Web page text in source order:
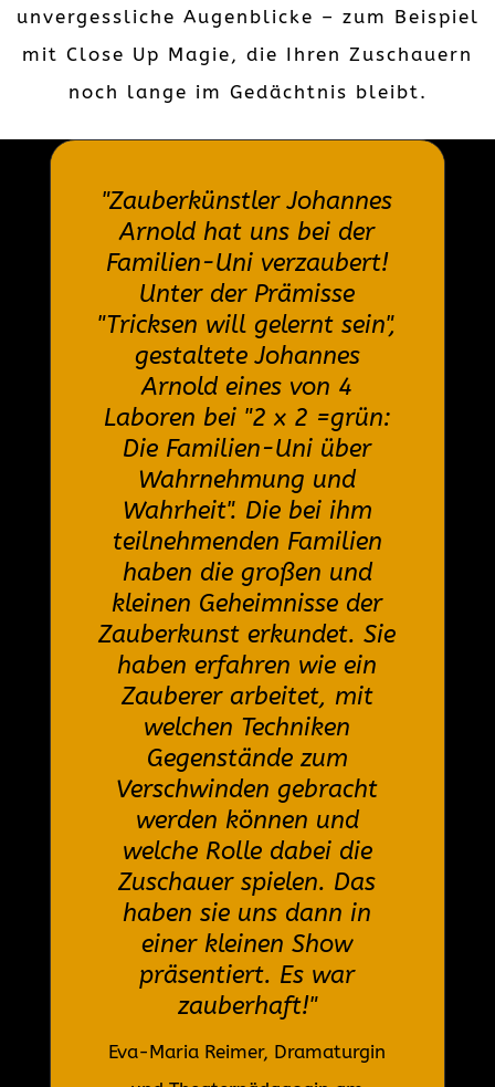
unvergessliche Augenblicke – zum Beispiel
mit Close Up Magie, die Ihren Zuschauern
noch lange im Gedächtnis bleibt.
"Zauberkünstler Johannes
Arnold hat uns bei der
Familien-Uni verzaubert!
Unter der Prämisse
"Tricksen will gelernt sein",
gestaltete Johannes
Arnold eines von 4
Laboren bei "2 x 2 =grün:
Die Familien-Uni über
Wahrnehmung und
Wahrheit". Die bei ihm
teilnehmenden Familien
haben die großen und
kleinen Geheimnisse der
Zauberkunst erkundet. Sie
haben erfahren wie ein
Zauberer arbeitet, mit
welchen Techniken
Gegenstände zum
Verschwinden gebracht
werden können und
welche Rolle dabei die
Zuschauer spielen. Das
haben sie uns dann in
einer kleinen Show
präsentiert. Es war
zauberhaft!"
Eva-Maria Reimer, Dramaturgin